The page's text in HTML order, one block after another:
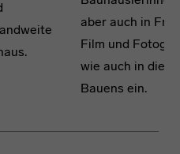
aber auch in
Film und
wie auch in die
Bauens ein.